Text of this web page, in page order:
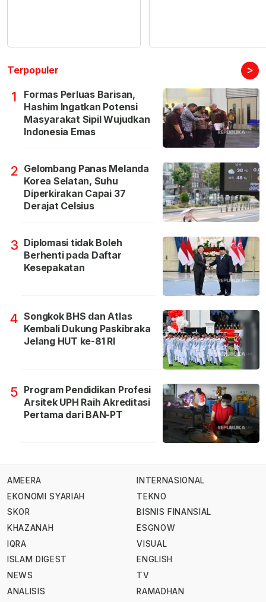
Terpopuler >
1
Formas Perluas Barisan,
Hashim Ingatkan Potensi
Masyarakat Sipil Wujudkan
Indonesia Emas
2 Gelombang Panas Melanda
Korea Selatan, Suhu
Diperkirakan Capai 37
Derajat Celsius
3 Diplomasi tidak Boleh
Berhenti pada Daftar
Kesepakatan
4 Songkok BHS dan Atlas
Kembali Dukung Paskibraka
Jelang HUT ke-81 RI
5 Program Pendidikan Profesi
Arsitek UPH Raih Akreditasi
Pertama dari BAN-PT
AMEERA
EKONOMI SYARIAH
SKOR
KHAZANAH
IQRA
ISLAM DIGEST
NEWS
ANALISIS
INTERNASIONAL
TEKNO
BISNIS FINANSIAL
ESGNOW
VISUAL
ENGLISH
TV
RAMADHAN